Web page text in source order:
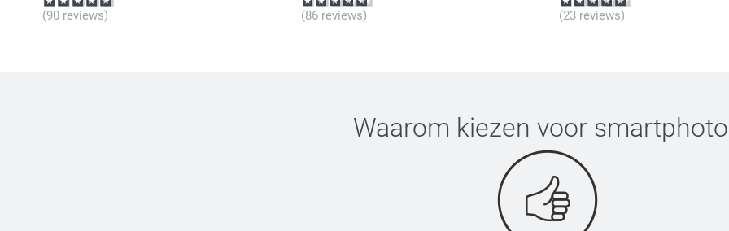
(90 reviews) (86 reviews) (23 reviews)
Waarom kiezen voor smartphoto